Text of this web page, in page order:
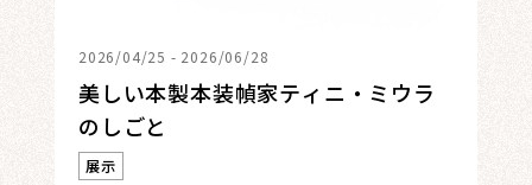
2026/04/25 - 2026/06/28
美しい本製本装幀家ティニ・ミウラ
のしごと
展示